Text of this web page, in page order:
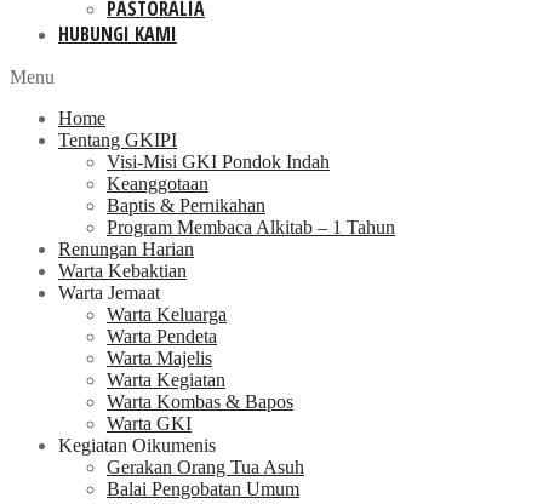
PASTORALIA
HUBUNGI KAMI
Menu
Home
Tentang GKIPI
Visi-Misi GKI Pondok Indah
Keanggotaan
Baptis & Pernikahan
Program Membaca Alkitab – 1 Tahun
Renungan Harian
Warta Kebaktian
Warta Jemaat
Warta Keluarga
Warta Pendeta
Warta Majelis
Warta Kegiatan
Warta Kombas & Bapos
Warta GKI
Kegiatan Oikumenis
Gerakan Orang Tua Asuh
Balai Pengobatan Umum